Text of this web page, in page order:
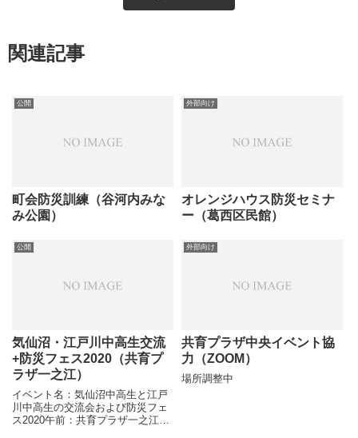
関連記事
公開
町会防災訓練（谷河内みな
み公園）
外部向け
オレンジハウス防災セミナ
ー（葛西区民館）
公開
気仙沼・江戸川中高生交流
+防災フェス2020（共育プ
ラザ一之江）
イベント名：気仙沼中高生と江戸
川中高生の交流会および防災フェ
ス2020午前：共育プラザ一之江の
外部向け
共育プラザ中央イベント協
力（ZOOM）
場所調整中